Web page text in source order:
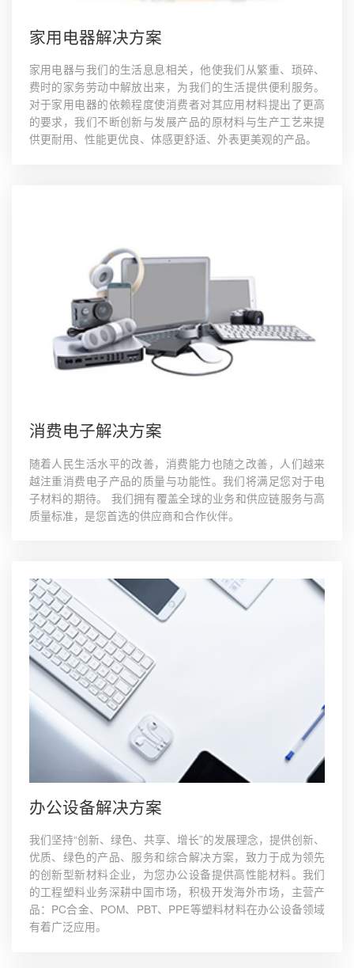
家用电器解决方案
家用电器与我们的生活息息相关，他使我们从繁重、琐碎、
费时的家务劳动中解放出来，为我们的生活提供便利服务。
对于家用电器的依赖程度使消费者对其应用材料提出了更高
的要求，我们不断创新与发展产品的原材料与生产工艺来提
供更耐用、性能更优良、体感更舒适、外表更美观的产品。
消费电子解决方案
随着人民生活水平的改善，消费能力也随之改善，人们越来
越注重消费电子产品的质量与功能性。我们将满足您对于电
子材料的期待。 我们拥有覆盖全球的业务和供应链服务与高
质量标准，是您首选的供应商和合作伙伴。
办公设备解决方案
我们坚持“创新、绿色、共享、增长”的发展理念，提供创新、
优质、绿色的产品、服务和综合解决方案，致力于成为领先
的创新型新材料企业，为您办公设备提供高性能材料。我们
的工程塑料业务深耕中国市场，积极开发海外市场，主营产
品：PC合金、POM、PBT、PPE等塑料材料在办公设备领域
有着广泛应用。